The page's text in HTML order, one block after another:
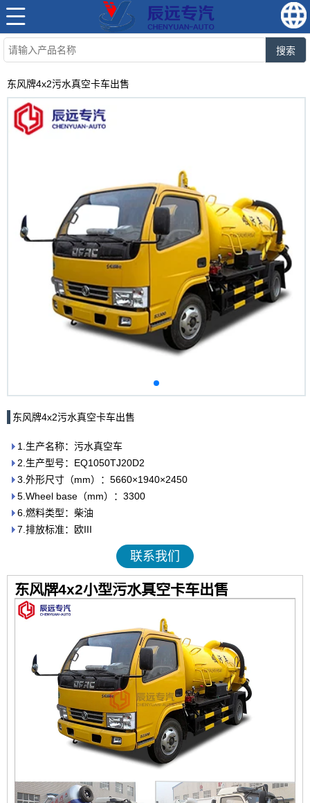
搜索
东风牌4x2污水真空卡车出售
东风牌4x2污水真空卡车出售
1.生产名称：污水真空车
2.生产型号：EQ1050TJ20D2
3.外形尺寸（mm）：5660×1940×2450
5.Wheel base（mm）：3300
6.燃料类型：柴油
7.排放标准：欧III
联系我们
东风牌4x2小型污水真空卡车出售